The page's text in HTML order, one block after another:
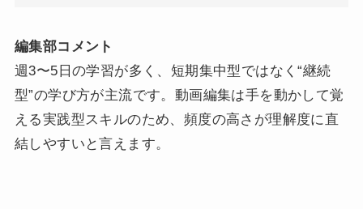
編集部コメント
週3〜5日の学習が多く、短期集中型ではなく“継続
型”の学び方が主流です。動画編集は手を動かして覚
える実践型スキルのため、頻度の高さが理解度に直
結しやすいと言えます。